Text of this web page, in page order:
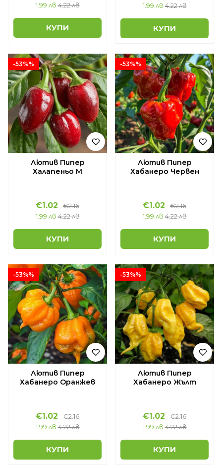
1.99 лв 4.22 лв
КУПИ
1.99 лв 4.22 лв
КУПИ
-53%%
Лютив Пипер
Халапеньо М
€1.02
€2.16
1.99 лв 4.22 лв
КУПИ
-53%%
Лютив Пипер
Хабанеро Червен
€1.02
€2.16
1.99 лв 4.22 лв
КУПИ
-53%%
Лютив Пипер
Хабанеро Оранжев
€1.02
€2.16
1.99 лв 4.22 лв
КУПИ
-53%%
Лютив Пипер
Хабанеро Жълт
€1.02
€2.16
1.99 лв 4.22 лв
КУПИ